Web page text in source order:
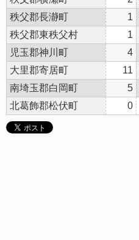
秩父郡長瀞町
1
秩父郡東秩父村
1
児玉郡神川町
4
大里郡寄居町
11
南埼玉郡白岡町
5
北葛飾郡松伏町
0